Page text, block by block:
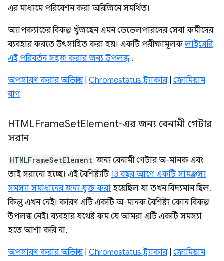
এর মাধ্যমে পরিবেশন করা অরিজিনে সমর্থিত।
অ্যাপক্যাচের বিকল্প খুঁজছেন এমন ডেভেলপারদের সেবা কর্মীদের
ব্যবহার করতে উৎসাহিত করা হয়। একটি পরীক্ষামূলকলাইব্রেরি
এই পরিবর্তন সহজ করার জন্য উপলব্ধ.
অপসারণ করার অভিপ্রায় Chromestatus ট্র্যাকার| ক্রোমিয়াম
বাগ
HTMLFrameSetElement-এর জন্য বেনামী গেটার
সরান
HTMLFrameSetElement জন্য বেনামী গেটার অ-মানক এবং
তাই সরানো হচ্ছে। এই বৈশিষ্ট্যটি 13 বছর আগে একটি সামঞ্জস্য
সমস্যা সমাধানের জন্য যুক্ত করা হয়েছিল যা তখন বিদ্যমান ছিল,
কিন্তু এখন নেই। কারণ এটি একটি অ-মানক বৈশিষ্ট্য কোন বিকল্প
উপলব্ধ নেই। ব্যবহার যথেষ্ট কম যে আমরা এটি একটি সমস্যা
হতে আশা করি না.
অপসারণ করার অভিপ্রায় Chromestatus ট্র্যাকার| ক্রোমিয়াম